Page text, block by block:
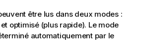
être lus dans deux modes :
optimisé (plus rapide). Le mode
automatiquement par le